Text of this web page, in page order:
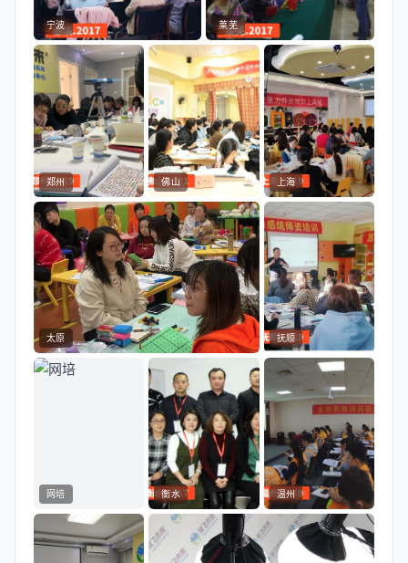
宁波 莱芜
郑州 佛山 上海
太原 抚顺
网培 衡水 温州